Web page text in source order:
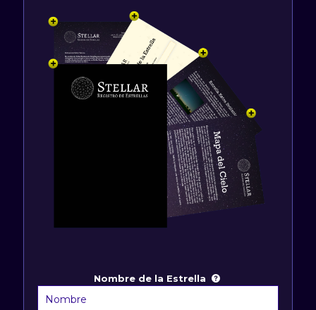
Nombre de la Estrella